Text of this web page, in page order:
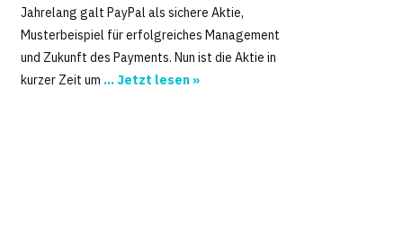
Jahrelang galt PayPal als sichere Aktie,
Musterbeispiel für erfolgreiches Management
und Zukunft des Payments. Nun ist die Aktie in
kurzer Zeit um ... Jetzt lesen »